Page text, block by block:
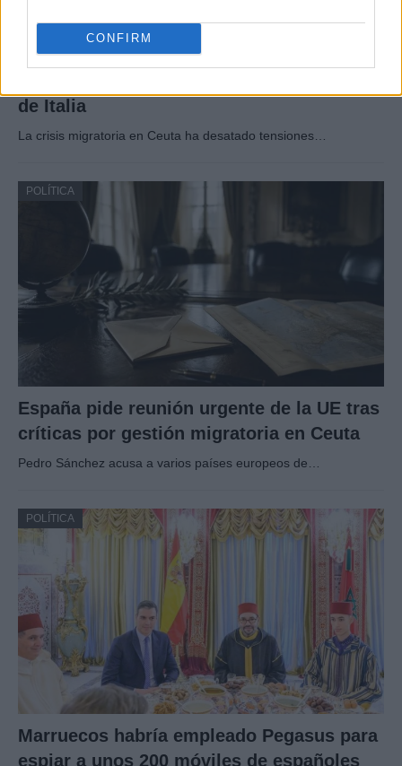
CONFIRM
Crisis migratoria en Ceuta: La UE dividida
de Italia
La crisis migratoria en Ceuta ha desatado tensiones…
POLÍTICA
España pide reunión urgente de la UE tras
críticas por gestión migratoria en Ceuta
Pedro Sánchez acusa a varios países europeos de…
POLÍTICA
Marruecos habría empleado Pegasus para
espiar a unos 200 móviles de españoles